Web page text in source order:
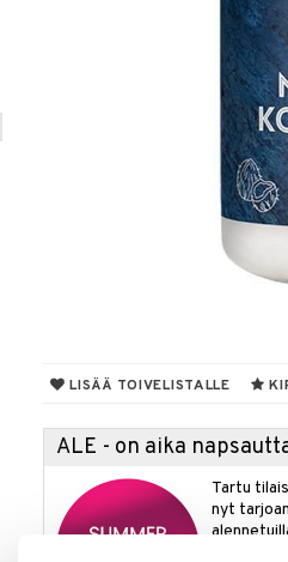
LISÄÄ TOIVELISTALLE
ALE - on aika
Tartu
nyt